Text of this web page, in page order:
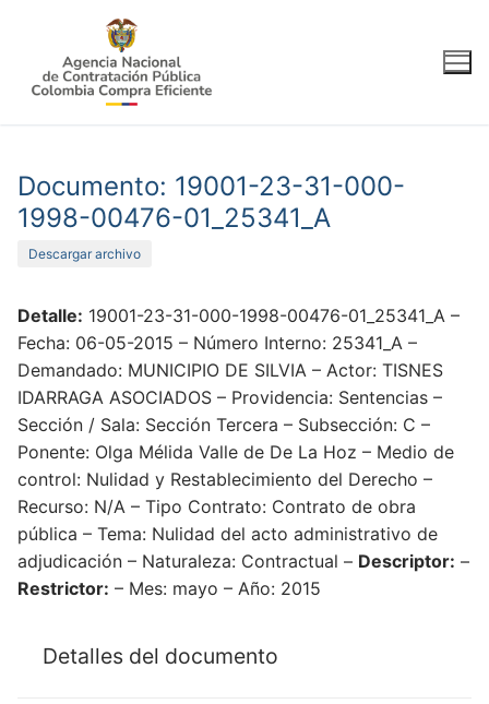
contenido
Documento: 19001-23-31-000-
1998-00476-01_25341_A
Descargar archivo
Detalle: 19001-23-31-000-1998-00476-01_25341_A –
Fecha: 06-05-2015 – Número Interno: 25341_A –
Demandado: MUNICIPIO DE SILVIA – Actor: TISNES
IDARRAGA ASOCIADOS – Providencia: Sentencias –
Sección / Sala: Sección Tercera – Subsección: C –
Ponente: Olga Mélida Valle de De La Hoz – Medio de
control: Nulidad y Restablecimiento del Derecho –
Recurso: N/A – Tipo Contrato: Contrato de obra
pública – Tema: Nulidad del acto administrativo de
adjudicación – Naturaleza: Contractual – Descriptor: –
Restrictor: – Mes: mayo – Año: 2015
Detalles del documento